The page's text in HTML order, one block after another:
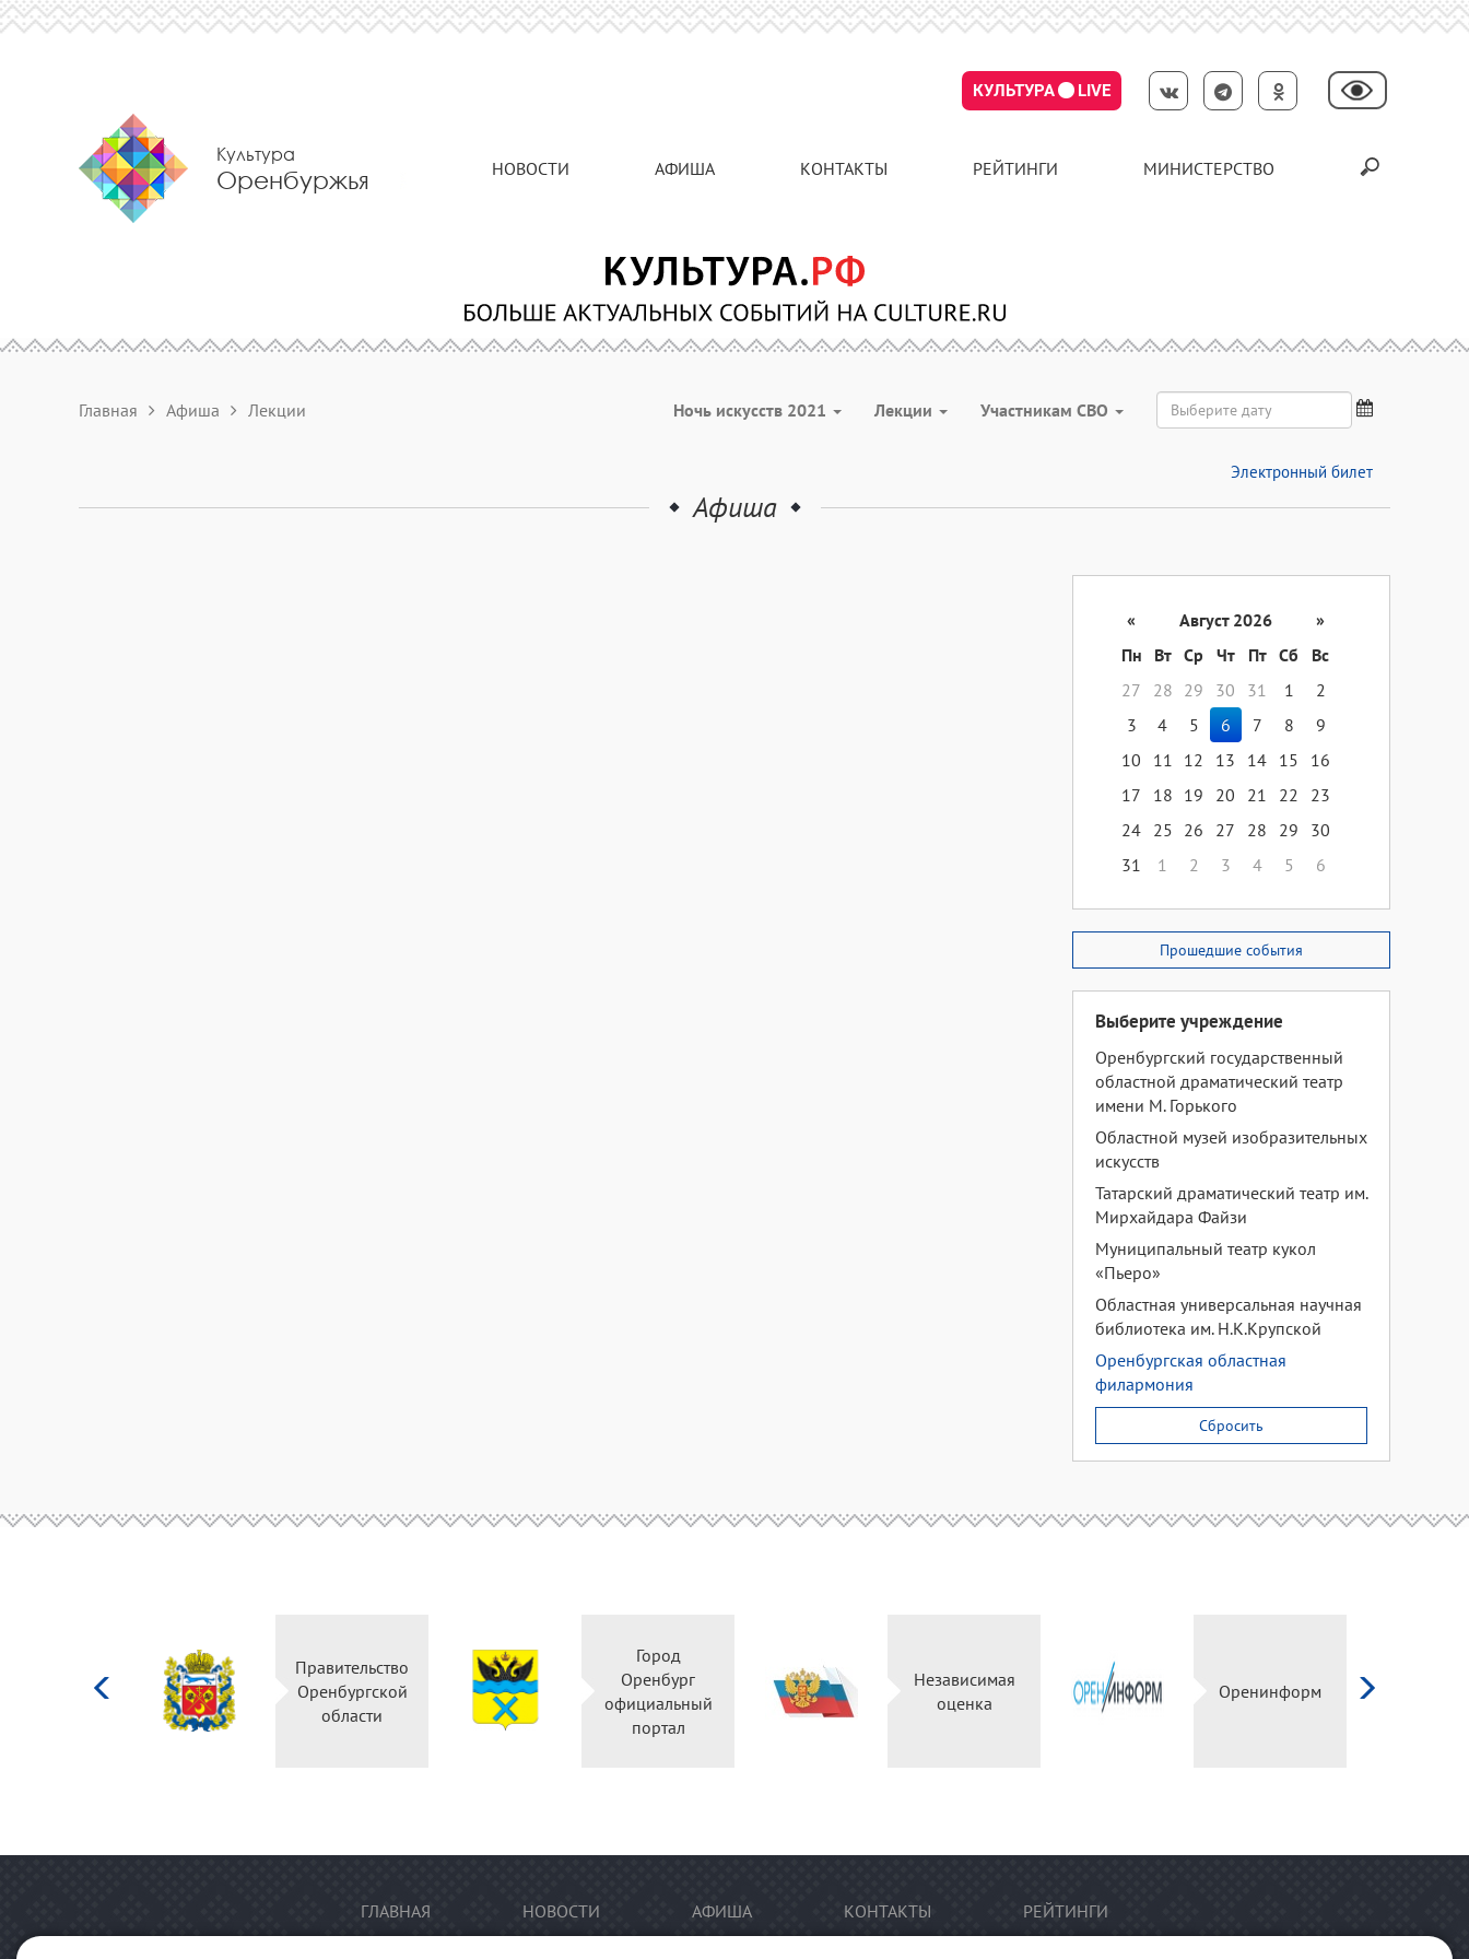
КУЛЬТУРА LIVE
Культура
Оренбуржья НОВОСТИ АФИША КОНТАКТЫ РЕЙТИНГИ МИНИСТЕРСТВО
Главная Афиша Лекции Ночь искусств 2021 Лекции Участникам СВО
Электронный билет
Афиша
« Август 2026
»
Пн
Вт Ср Чт Пт Сб
Вс
27
28 29 30 31 1
2
3
4 5 6 7 8
9
10
11 12 13 14 15
16
17
18 19 20 21 22
23
24 25 26 27 28 29
30
31
1 2 3 4 5 6
Прошедшие события
Выберите учреждение
Оренбургский государственный
областной драматический театр
имени М. Горького
Областной музей изобразительных
искусств
Татарский драматический театр им.
Мирхайдара Файзи
Муниципальный театр кукол
«Пьеро»
Областная универсальная научная
библиотека им. Н.К.Крупской
Оренбургская областная
филармония
Сбросить
культуры
Российской
Правительство
Оренбургской
области
Город
Оренбург
официальный
портал
Независимая
оценка
Оренинформ
ГЛАВНАЯ НОВОСТИ АФИША КОНТАКТЫ РЕЙТИНГИ